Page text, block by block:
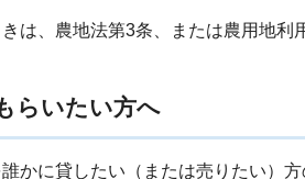
は、農地法第3条、または農用地
らいたい方へ
かに貸したい（または売りたい）